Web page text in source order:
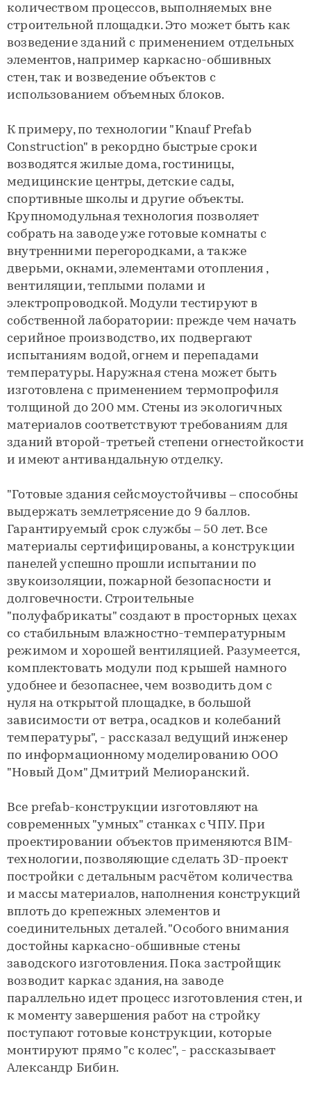
количеством процессов, выполняемых вне
строительной площадки. Это может быть как
возведение зданий с применением отдельных
элементов, например каркасно-обшивных
стен, так и возведение объектов с
использованием объемных блоков.
К примеру, по технологии "Knauf Prefab
Construction" в рекордно быстрые сроки
возводятся жилые дома, гостиницы,
медицинские центры, детские сады,
спортивные школы и другие объекты.
Крупномодульнaя технология позволяет
собрать на заводе уже готовые комнаты с
внутренними перегородками, a также
дверьми, окнами, элементами отопления ,
вентиляции, теплыми полами и
электропроводкой. Модули тестируют в
собственной лаборатории: прежде чем начать
серийное производство, их подвергают
испытаниям водой, огнем и перепадами
температуры. Наружная стена может быть
изготовлена с применением термопрофиля
толщиной до 200 мм. Стены из экологичных
материалов соответствуют требованиям для
зданий второй-третьей степени огнестойкости
и имеют антивандальную отделку.
"Готовые здания сейсмоустойчивы – способны
выдержать землетрясение до 9 баллов.
Гарантируемый срок службы – 50 лет. Все
материалы сертифицированы, a конструкции
панелей успешно прошли испытании по
звукоизоляции, пожарной безопасности и
долговечности. Строительные
"полуфабрикаты" создают в просторных цехах
со стабильным влажностно-темперaтурным
режимом и хорошей вентиляцией. Разумеется,
комплектовать модули под крышей намного
удобнее и безопаснее, чем возводить дом с
нуля на открытой площадке, в большой
зависимости от ветрa, осaдков и колебаний
температуры", - рассказал ведущий инженер
по информационному моделированию ООО
"Новый Дом" Дмитрий Мелиоранский.
Все prefab-конструкции изготовляют на
современных "умных" станках с ЧПУ. При
проектировании объектов применяются BIM-
технологии, позволяющие сделать 3D-проект
постройки с детальным расчётом количества
и массы материалов, наполнения конструкций
вплоть до крепежных элементов и
соединительных деталей. "Особого внимания
достойны кaркaсно-обшивные стены
заводского изготовления. Пока застройщик
возводит каркас здания, на заводе
параллельно идет процесс изготовления стен, и
к моменту завершения работ на стройку
поступают готовые конструкции, которые
монтируют прямо "с колес", - рассказывает
Александр Бибин.